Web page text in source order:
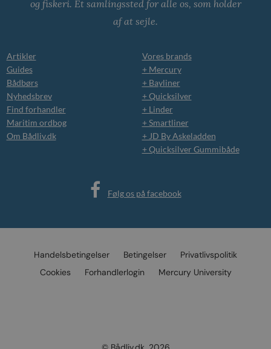
og fiskeri. Et samlingssted for alle os, som holder
af at sejle.
Artikler
Guides
Bådbørs
Nyhedsbrev
Find forhandler
Maritim ordbog
Om Bådliv.dk
Vores brands
+ Mercury
+ Bayliner
+ Quicksilver
+ Linder
+ Smartliner
+ JD By Askeladden
+ Quicksilver Gummibåde
Følg os på facebook
Handelsbetingelser Betingelser
Privatlivspolitik
Cookies
Forhandlerlogin Mercury University